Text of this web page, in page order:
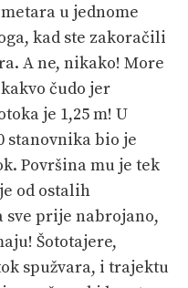
u jednome
kad ste zakoračili
A ne, nikako! More
čudo jer
je 1,25 m! U
stanovnika bio je
Površina mu je tek
od ostalih
sve prije nabrojano,
Šototajere,
spužvara, i trajektu